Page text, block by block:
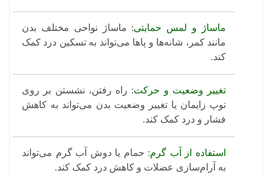
ماساژ و لمس حمایتی: ماساژ نواحی مختلف بدن
مانند کمر، شانه‌ها و پاها می‌تواند به تسکین درد کمک
کند.
تغییر وضعیت و حرکت: راه رفتن، نشستن بر روی
توپ زایمان یا تغییر وضعیت بدن می‌تواند به کاهش
فشار و درد کمک کند.
استفاده از آب گرم: حمام یا دوش آب گرم می‌تواند
به آرام‌سازی عضلات و کاهش درد کمک کند. ​